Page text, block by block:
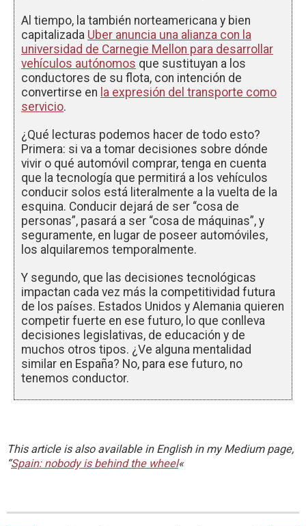
Al tiempo, la también norteamericana y bien
capitalizada Uber anuncia una alianza con la
universidad de Carnegie Mellon para desarrollar
vehículos autónomos que sustituyan a los
conductores de su flota, con intención de
convertirse en la expresión del transporte como
servicio.
¿Qué lecturas podemos hacer de todo esto?
Primera: si va a tomar decisiones sobre dónde
vivir o qué automóvil comprar, tenga en cuenta
que la tecnología que permitirá a los vehículos
conducir solos está literalmente a la vuelta de la
esquina. Conducir dejará de ser “cosa de
personas”, pasará a ser “cosa de máquinas”, y
seguramente, en lugar de poseer automóviles,
los alquilaremos temporalmente.
Y segundo, que las decisiones tecnológicas
impactan cada vez más la competitividad futura
de los países. Estados Unidos y Alemania quieren
competir fuerte en ese futuro, lo que conlleva
decisiones legislativas, de educación y de
muchos otros tipos. ¿Ve alguna mentalidad
similar en España? No, para ese futuro, no
tenemos conductor.
This article is also available in English in my Medium page,
“Spain: nobody is behind the wheel«